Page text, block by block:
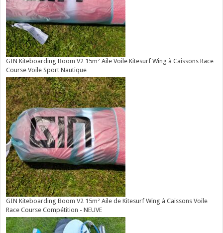
GIN Kiteboarding Boom V2 15m² Aile Voile Kitesurf Wing à Caissons Race
Course Voile Sport Nautique
GIN Kiteboarding Boom V2 15m² Aile de Kitesurf Wing à Caissons Voile
Race Course Compétition - NEUVE